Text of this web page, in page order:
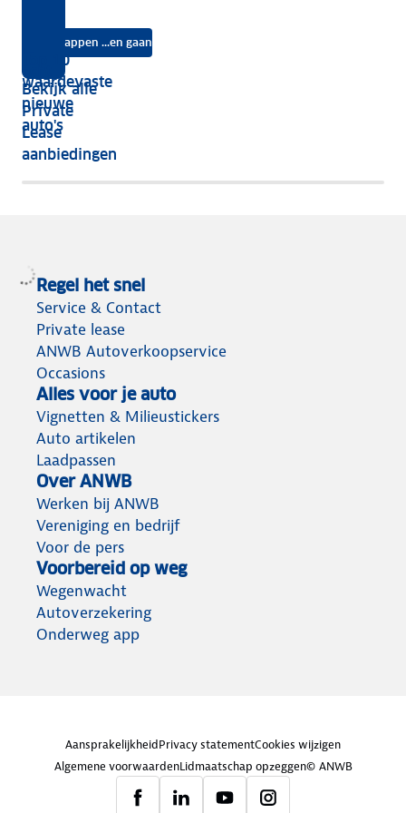
Instappen ...en gaan
Bekijk alle
Private
Lease
aanbiedingen
écht
vijf
jaar
nog
het
meeste
Top 10
waardevaste
nieuwe
auto's
Regel het snel
Service & Contact
Private lease
ANWB Autoverkoopservice
Occasions
Alles voor je auto
Vignetten & Milieustickers
Auto artikelen
Laadpassen
Over ANWB
Werken bij ANWB
Vereniging en bedrijf
Voor de pers
Voorbereid op weg
Wegenwacht
Autoverzekering
Onderweg app
AansprakelijkheidPrivacy statementCookies wijzigen
Algemene voorwaardenLidmaatschap opzeggen© ANWB